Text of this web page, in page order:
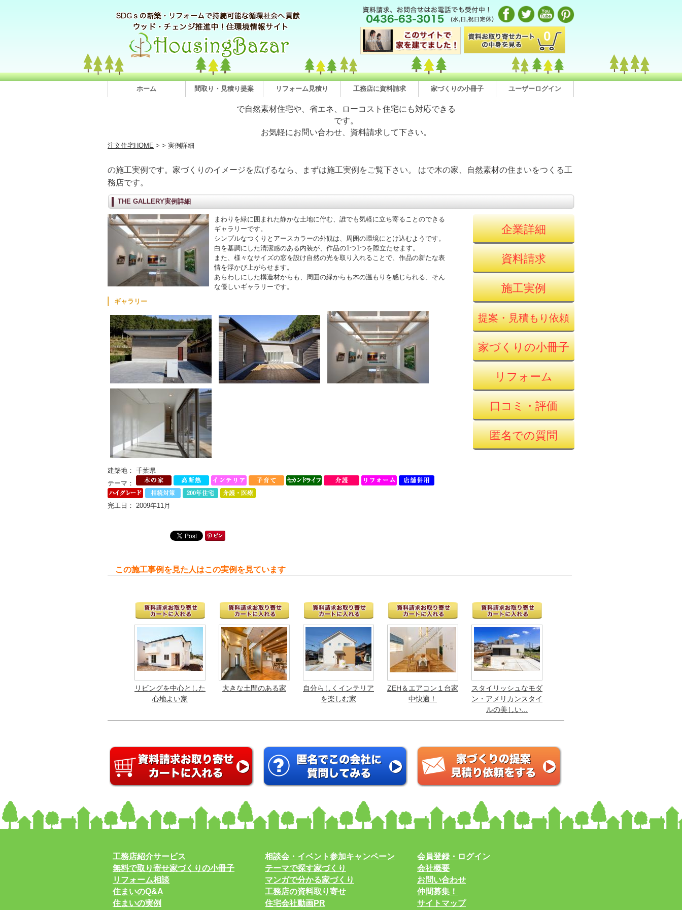
0
ホーム 間取り・見積り提案 リフォーム見積り 工務店に資料請求 家づくりの小冊子 ユーザーログイン
で自然素材住宅や、省エネ、ローコスト住宅にも対応できる
です。
お気軽にお問い合わせ、資料請求して下さい。
注文住宅HOME > > 実例詳細
の施工実例です。家づくりのイメージを広げるなら、まずは施工実例をご覧下さい。 はで木の家、自然素材の住まいをつくる工
務店です。
THE GALLERY実例詳細
まわりを緑に囲まれた静かな土地に佇む、誰でも気軽に立ち寄ることのできる
ギャラリーです。
シンプルなつくりとアースカラーの外観は、周囲の環境にとけ込むようです。
白を基調にした清潔感のある内装が、作品の1つ1つを際立たせます。
また、様々なサイズの窓を設け自然の光を取り入れることで、作品の新たな表
情を浮かび上がらせます。
あらわしにした構造材からも、周囲の緑からも木の温もりを感じられる、そん
な優しいギャラリーです。
ギャラリー
建築地： 千葉県
テーマ：
完工日： 2009年11月
企業詳細
資料請求
施工実例
提案・見積もり依頼
家づくりの小冊子
リフォーム
口コミ・評価
匿名での質問
この施工事例を見た人はこの実例を見ています
リビングを中心とした
心地よい家
大きな土間のある家
自分らしくインテリア
を楽しむ家
ZEH＆エアコン１台家
中快適！
スタイリッシュなモダ
ン・アメリカンスタイ
ルの美しい...
工務店紹介サービス
無料で取り寄せ家づくりの小冊子
リフォーム相談
住まいのQ&A
住まいの実例
相談会・イベント参加キャンペーン
テーマで探す家づくり
マンガで分かる家づくり
工務店の資料取り寄せ
住宅会社動画PR
会員登録・ログイン
会社概要
お問い合わせ
仲間募集！
サイトマップ